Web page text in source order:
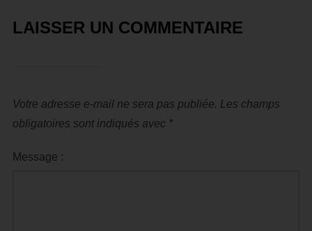
LAISSER UN COMMENTAIRE
Votre adresse e-mail ne sera pas publiée. Les champs
obligatoires sont indiqués avec *
Message :